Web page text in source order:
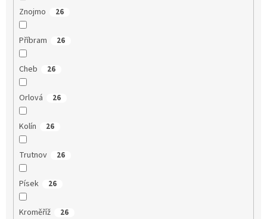
Znojmo 26
Příbram 26
Cheb 26
Orlová 26
Kolín 26
Trutnov 26
Písek 26
Kroměříž 26